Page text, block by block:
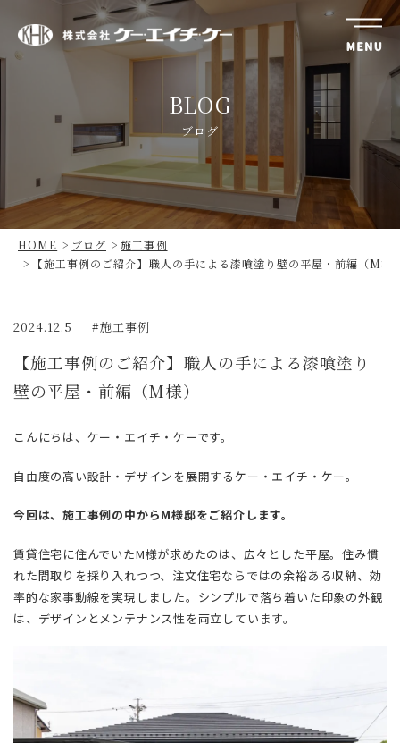
株
チ・
ケ
BLOG
ブログ
HOME ブログ
施工事例
【施工事例のご紹介】職人の手による漆喰塗り壁の平屋・前編（M様
2024.12.5 施工事例
【施工事例のご紹介】職人の手による漆喰塗り
壁の平屋・前編（M様）
こんにちは、ケー・エイチ・ケーです。
自由度の高い設計・デザインを展開するケー・エイチ・ケー。
今回は、施工事例の中からM様邸をご紹介します。
賃貸住宅に住んでいたM様が求めたのは、広々とした平屋。住み慣
れた間取りを採り入れつつ、注文住宅ならではの余裕ある収納、効
率的な家事動線を実現しました。シンプルで落ち着いた印象の外観
は、デザインとメンテナンス性を両立しています。